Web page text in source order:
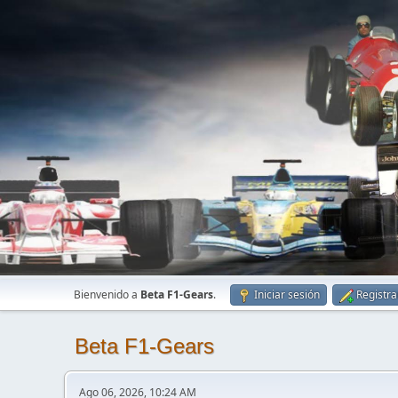
Bienvenido a Beta F1-Gears. Iniciar sesión
Beta F1-Gears
Ago 06, 2026, 10:24 AM